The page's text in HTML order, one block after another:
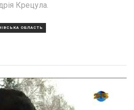
Крецула.
ОБЛАСТЬ